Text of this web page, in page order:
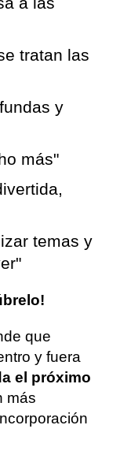
tratan las
y
más"
temas y
que
y fuera
el próximo
más